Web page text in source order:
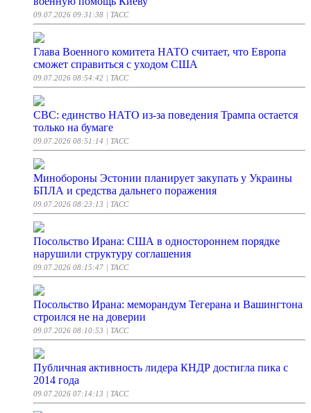
09.07.2026 09:31:38 | ТАСС
Глава Военного комитета НАТО считает, что Европа
сможет справиться с уходом США
09.07.2026 08:54:42 | ТАСС
CBC: единство НАТО из-за поведения Трампа остается
только на бумаге
09.07.2026 08:51:14 | ТАСС
Минобороны Эстонии планирует закупать у Украины
БПЛА и средства дальнего поражения
09.07.2026 08:23:13 | ТАСС
Посольство Ирана: США в одностороннем порядке
нарушили структуру соглашения
09.07.2026 08:15:47 | ТАСС
Посольство Ирана: меморандум Тегерана и Вашингтона
строился не на доверии
09.07.2026 08:10:53 | ТАСС
Публичная активность лидера КНДР достигла пика с
2014 года
09.07.2026 07:14:13 | ТАСС